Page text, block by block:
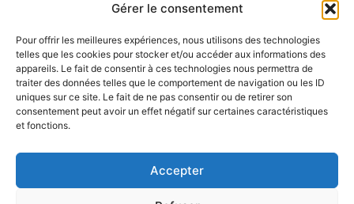
Gérer le consentement
Pour offrir les meilleures expériences, nous utilisons des technologies
telles que les cookies pour stocker et/ou accéder aux informations des
appareils. Le fait de consentir à ces technologies nous permettra de
traiter des données telles que le comportement de navigation ou les ID
uniques sur ce site. Le fait de ne pas consentir ou de retirer son
consentement peut avoir un effet négatif sur certaines caractéristiques
et fonctions.
Accepter
Accueil
La Carte
Les Ateliers
Contact